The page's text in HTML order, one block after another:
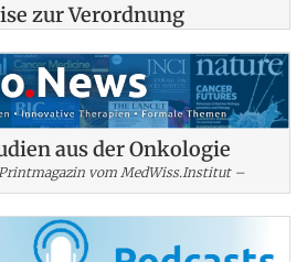
zur Verordnung
aus der Onkologie
vom MedWiss.Institut –